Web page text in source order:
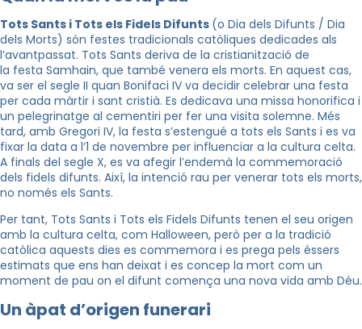
Tots Sants i Tots els Fidels Difunts (o Dia dels Difunts / Dia
dels Morts) són festes tradicionals catòliques dedicades als
l’avantpassat. Tots Sants deriva de la cristianització de
la festa Samhain, que també venera els morts. En aquest cas,
va ser el segle II quan Bonifaci IV va decidir celebrar una festa
per cada màrtir i sant cristià. Es dedicava una missa honorifica i
un pelegrinatge al cementiri per fer una visita solemne. Més
tard, amb Gregori IV, la festa s’estengué a tots els Sants i es va
fixar la data a l’1 de novembre per influenciar a la cultura celta.
A finals del segle X, es va afegir l’endemà la commemoració
dels fidels difunts. Així, la intenció rau per venerar tots els morts,
no només els Sants.
Per tant, Tots Sants i Tots els Fidels Difunts tenen el seu origen
amb la cultura celta, com Halloween, però per a la tradició
catòlica aquests dies es commemora i es prega pels éssers
estimats que ens han deixat i es concep la mort com un
moment de pau on el difunt comença una nova vida amb Déu.
Un àpat d’origen funerari